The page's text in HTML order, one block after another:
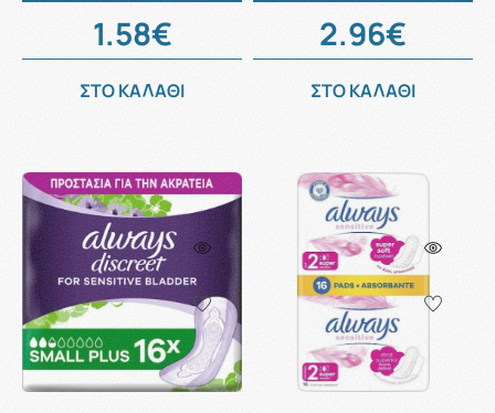
1.58€
ΣΤΟ ΚΑΛΑΘΙ
2.96€
ΣΤΟ ΚΑΛΑΘΙ